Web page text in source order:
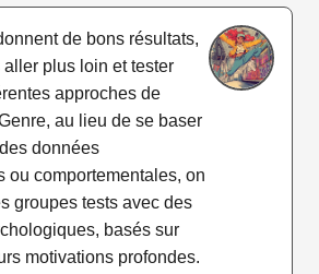
de bons résultats,
plus loin et tester
approches de
au lieu de se baser
données
ou comportementales, on
groupes tests avec des
basés sur
motivations profondes.